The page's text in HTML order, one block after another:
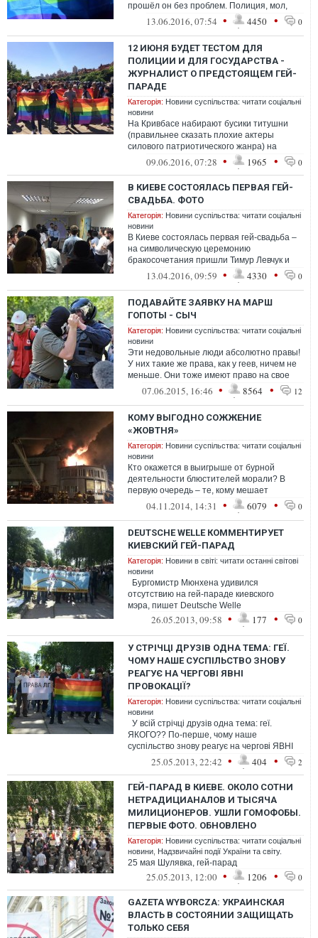
прошёл он без проблем. Полиция, мол,
сработала, задержала 50 человек
13.06.2016, 07:54 • 4450 • 0
12 ИЮНЯ БУДЕТ ТЕСТОМ ДЛЯ
ПОЛИЦИИ И ДЛЯ ГОСУДАРСТВА -
ЖУРНАЛИСТ О ПРЕДСТОЯЩЕМ ГЕЙ-
ПАРАДЕ
Категорія: Новини суспільства: читати соціальні
новини
На Кривбасе набирают бусики титушни
(правильнее сказать плохие актеры
силового патриотического жанра) на
воскресенье "мочить п*доров". Так что все
09.06.2016, 07:28 • 1965 • 0
В КИЕВЕ СОСТОЯЛАСЬ ПЕРВАЯ ГЕЙ-
СВАДЬБА. ФОТО
Категорія: Новини суспільства: читати соціальні
новини
В Киеве состоялась первая гей-свадьба –
на символическую церемонию
бракосочетания пришли Тимур Левчук и
Зорян Кись
13.04.2016, 09:59 • 4330 • 0
ПОДАВАЙТЕ ЗАЯВКУ НА МАРШ
ГОПОТЫ - СЫЧ
Категорія: Новини суспільства: читати соціальні
новини
Эти недовольные люди абсолютно правы!
У них такие же права, как у геев, ничем не
меньше. Они тоже имеют право на свое
шествие.
07.06.2015, 16:46 • 8564 • 12
КОМУ ВЫГОДНО СОЖЖЕНИЕ
«ЖОВТНЯ»
Категорія: Новини суспільства: читати соціальні
новини
Кто окажется в выигрыше от бурной
деятельности блюстителей морали? В
первую очередь – те, кому мешает
существование независимых культурных
04.11.2014, 14:31 • 6079 • 0
DEUTSCHE WELLE КОММЕНТИРУЕТ
КИЕВСКИЙ ГЕЙ-ПАРАД
Категорія: Новини в світі: читати останні світові
новини
Бургомистр Мюнхена удивился
отсутствию на гей-параде киевского
мэра, пишет Deutsche Welle
26.05.2013, 09:58 • 177 • 0
У СТРІЧЦІ ДРУЗІВ ОДНА ТЕМА: ГЕЇ.
ЧОМУ НАШЕ СУСПІЛЬСТВО ЗНОВУ
РЕАГУЄ НА ЧЕРГОВІ ЯВНІ
ПРОВОКАЦІЇ?
Категорія: Новини суспільства: читати соціальні
новини
У всій стрічці друзів одна тема: геї.
ЯКОГО?? По-перше, чому наше
суспільство знову реагує на чергові ЯВНІ
провокації? Ця тема, подібна закону...
25.05.2013, 22:42 • 404 • 2
ГЕЙ-ПАРАД В КИЕВЕ. ОКОЛО СОТНИ
НЕТРАДИЦИАНАЛОВ И ТЫСЯЧА
МИЛИЦИОНЕРОВ. УШЛИ ГОМОФОБЫ.
ПЕРВЫЕ ФОТО. ОБНОВЛЕНО
Категорія: Новини суспільства: читати соціальні
новини Надзвичайні події України та світу.
25 мая Шулявка, гей-парад
25.05.2013, 12:00 • 1206 • 0
GAZETA WYBORCZA: УКРАИНСКАЯ
ВЛАСТЬ В СОСТОЯНИИ ЗАЩИЩАТЬ
ТОЛЬКО СЕБЯ